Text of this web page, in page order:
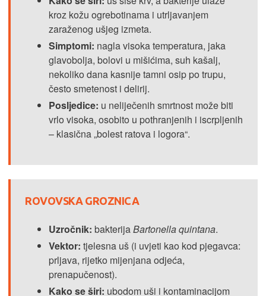
kroz kožu ogrebotinama i utrljavanjem
zaraženog ušjeg izmeta.
Simptomi: nagla visoka temperatura, jaka
glavobolja, bolovi u mišićima, suh kašalj,
nekoliko dana kasnije tamni osip po trupu,
često smetenost i delirij.
Posljedice: u neliječenih smrtnost može biti
vrlo visoka, osobito u pothranjenih i iscrpljenih
– klasična „bolest ratova i logora“.
ROVOVSKA GROZNICA
Uzročnik: bakterijaBartonella quintana.
Vektor: tjelesna uš (i uvjeti kao kod pjegavca:
prljava, rijetko mijenjana odjeća,
prenapučenost).
Kako se širi: ubodom uši i kontaminacijom